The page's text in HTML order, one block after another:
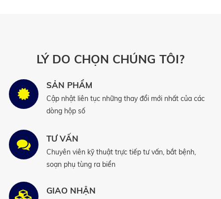
LÝ DO CHỌN CHÚNG TÔI?
SẢN PHẨM
Cập nhật liên tục những thay đổi mới nhất của các
dòng hộp số
TƯ VẤN
Chuyên viên kỹ thuật trực tiếp tư vấn, bắt bệnh,
soạn phụ tùng ra biển
GIAO NHẬN